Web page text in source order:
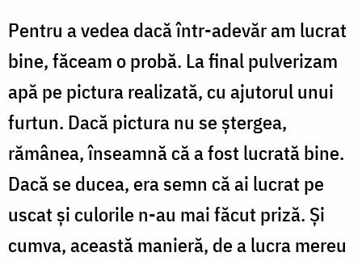
Pentru a vedea dacă într-adevăr am lucrat
bine, făceam o probă. La final pulverizam
apă pe pictura realizată, cu ajutorul unui
furtun. Dacă pictura nu se ștergea,
rămânea, înseamnă că a fost lucrată bine.
Dacă se ducea, era semn că ai lucrat pe
uscat și culorile n-au mai făcut priză. Și
cumva, această manieră, de a lucra mereu